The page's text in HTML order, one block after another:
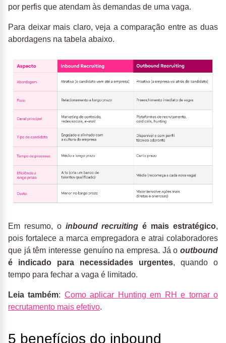
por perfis que atendam às demandas de uma vaga.
Para deixar mais claro, veja a comparação entre as duas
abordagens na tabela abaixo.
Em resumo, oinbound recruiting é mais estratégico,
pois fortalece a marca empregadora e atrai colaboradores
que já têm interesse genuíno na empresa. Já o outbound
é indicado para necessidades urgentes, quando o
tempo para fechar a vaga é limitado.
Leia também: Como aplicar Hunting em RH e tornar o
recrutamento mais efetivo.
5 benefícios do inbound